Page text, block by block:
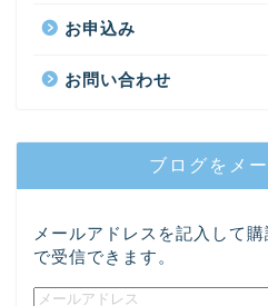
お申込み
お問い合わせ
ブログをメ
メールアドレスを記入して
で受信できます。